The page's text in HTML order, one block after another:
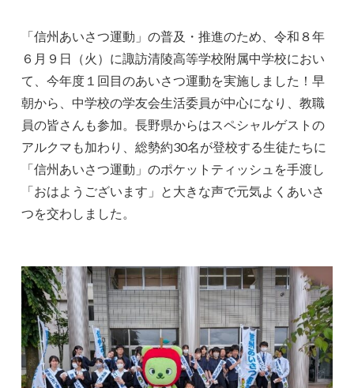
「信州あいさつ運動」の普及・推進のため、令和８年
６月９日（火）に諏訪清陵高等学校附属中学校におい
て、今年度１回目のあいさつ運動を実施しました！早
朝から、中学校の学友会生活委員が中心になり、教職
員の皆さんも参加。長野県からはスペシャルゲストの
アルクマも加わり、総勢約30名が登校する生徒たちに
「信州あいさつ運動」のポケットティッシュを手渡し
「おはようございます」と大きな声で元気よくあいさ
つを交わしました。